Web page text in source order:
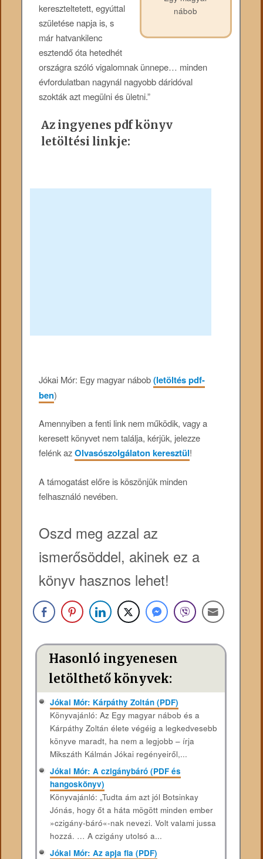
nábob
kereszteltetett, egyúttal
születése napja is, s
már hatvankilenc
esztendő óta hetedhét
országra szóló vigalomnak ünnepe… minden
évfordulatban nagynál nagyobb dáridóval
szokták azt megülni és ületni.”
Az ingyenes pdf könyv
letöltési linkje:
Jókai Mór: Egy magyar nábob(letöltés pdf-
ben)
Amennyiben a fenti link nem működik, vagy a
keresett könyvet nem találja, kérjük, jelezze
felénk azOlvasószolgálaton keresztül!
A támogatást előre is köszönjük minden
felhasználó nevében.
Oszd meg azzal az
ismerősöddel, akinek ez a
könyv hasznos lehet!
Hasonló ingyenesen
letölthető könyvek:
Jókai Mór: Kárpáthy Zoltán (PDF)
Könyvajánló: Az Egy magyar nábob és a
Kárpáthy Zoltán élete végéig a legkedvesebb
könyve maradt, ha nem a legjobb – írja
Mikszáth Kálmán Jókai regényeiről,...
Jókai Mór: A czigánybáró (PDF és
hangoskönyv)
Könyvajánló: „Tudta ám azt jól Botsinkay
Jónás, hogy őt a háta mögött minden ember
»czigány-báró«-nak nevezi. Volt valami jussa
hozzá. … A czigány utolsó a...
Jókai Mór: Az apja fia (PDF)